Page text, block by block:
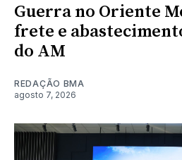
Guerra no Oriente
frete e
do AM
REDAÇÃO BMA
agosto 7, 2026